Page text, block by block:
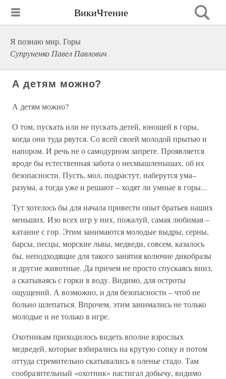
ВикиЧтение
Я познаю мир. Горы
Супруненко Павел Павлович
А детям можно?
А детям можно?
О том, пускать или не пускать детей, юношей в горы,
когда они туда рвутся. Со всей своей молодой прытью и
напором. И речь не о самодурном запрете. Проявляется
вроде бы естественная забота о несмышленышах, об их
безопасности. Пусть, мол, подрастут, наберутся ума–
разума, а тогда уже и решают – ходят ли умные в горы...
Тут хотелось бы для начала привести опыт братьев наших
меньших. Изо всех игр у них, пожалуй, самая любимая –
катание с гор. Этим занимаются молодые выдры, серны,
барсы, песцы, морские львы, медведи, совсем, казалось
бы, неподходящие для такого занятия колючие дикобразы
и другие животные. Да причем не просто спускаясь вниз,
а скатываясь с горки в воду. Видимо, для остроты
ощущений. А возможно, и для безопасности – чтоб не
больно шлепаться. Впрочем, этим занимались не только
молодые и не только в игре.
Охотникам приходилось видеть вполне взрослых
медведей, которые взбирались на крутую сопку и потом
оттуда стремительно скатывались в оленье стадо. Там
сообразительный «охотник» настигал добычу, видимо